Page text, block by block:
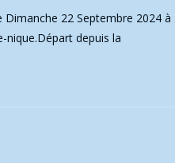
22 Septembre 2024
nique.Départ depuis la